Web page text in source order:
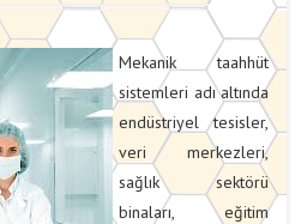
Mekanik taahhüt
sistemleri adı altında
endüstriyel tesisler,
veri merkezleri,
sağlık sektörü
binaları, eğitim